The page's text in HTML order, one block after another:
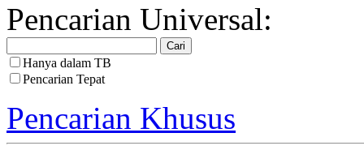
Pencarian Universal:
Hanya dalam TB
Pencarian Tepat
Pencarian Khusus